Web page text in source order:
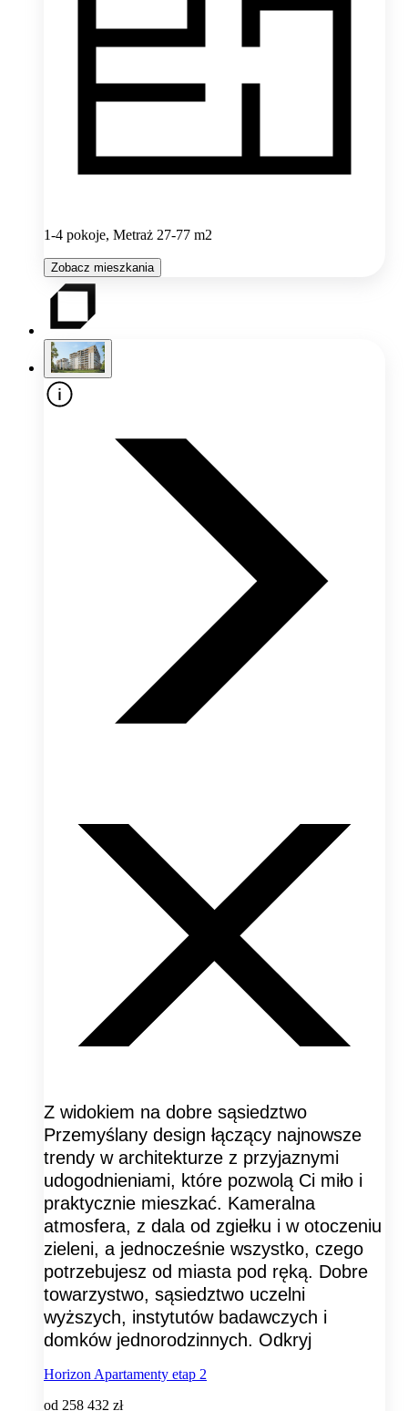
1-4 pokoje, Metraż 27-77 m2
Zobacz mieszkania
Z widokiem na dobre sąsiedztwo
Przemyślany design łączący najnowsze
trendy w architekturze z przyjaznymi
udogodnieniami, które pozwolą Ci miło i
praktycznie mieszkać. Kameralna
atmosfera, z dala od zgiełku i w otoczeniu
zieleni, a jednocześnie wszystko, czego
potrzebujesz od miasta pod ręką. Dobre
towarzystwo, sąsiedztwo uczelni
wyższych, instytutów badawczych i
domków jednorodzinnych. Odkryj
Horizon Apartamenty etap 2
od 258 432 zł